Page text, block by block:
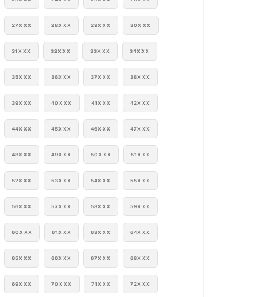
27XXX 28XXX 29XXX 30XXX
31XXX 32XXX 33XXX 34XXX
35XXX 36XXX 37XXX 38XXX
39XXX 40XXX 41XXX 42XXX
44XXX 45XXX 46XXX 47XXX
48XXX 49XXX 50XXX 51XXX
52XXX 53XXX 54XXX 55XXX
56XXX 57XXX 58XXX 59XXX
60XXX 61XXX 63XXX 64XXX
65XXX 66XXX 67XXX 68XXX
69XXX 70XXX 71XXX 72XXX